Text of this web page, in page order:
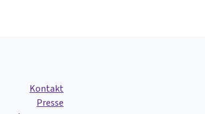
Kontakt
Presse